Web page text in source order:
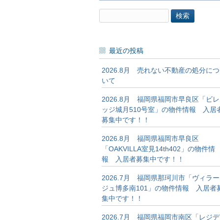
最近の投稿
2026.8月 売れない不動産の処分につ
いて
2026.8月 福岡県福岡市早良区「ビレ
ッジ城月510号室」の物件情報 入居
募集中です！！
2026.8月 福岡県福岡市早良区
「OAKVILLA室見14th402」の物件情
報 入居者募集中です！！
2026.7月 福岡県那珂川市「ヴィラー
ジュ博多南101」の物件情報 入居者
集中です！！
2026.7月 福岡県福岡市南区「レジデ